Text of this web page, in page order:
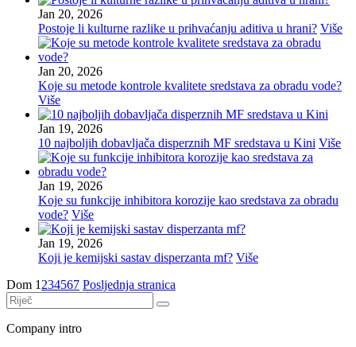
Jan 20, 2026
Postoje li kulturne razlike u prihvaćanju aditiva u hrani? Više
Jan 20, 2026
Koje su metode kontrole kvalitete sredstava za obradu vode?
Više
Jan 19, 2026
10 najboljih dobavljača disperznih MF sredstava u Kini Više
Jan 19, 2026
Koje su funkcije inhibitora korozije kao sredstava za obradu
vode? Više
Jan 19, 2026
Koji je kemijski sastav disperzanta mf? Više
Dom 1 234567 Posljednja stranica
Company intro